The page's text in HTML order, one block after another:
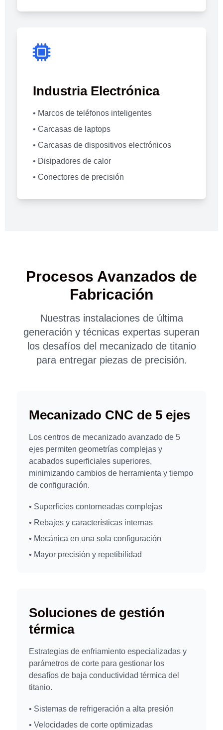
Industria Electrónica
• Marcos de teléfonos inteligentes
• Carcasas de laptops
• Carcasas de dispositivos electrónicos
• Disipadores de calor
• Conectores de precisión
Procesos Avanzados de
Fabricación
Nuestras instalaciones de última
generación y técnicas expertas superan
los desafíos del mecanizado de titanio
para entregar piezas de precisión.
Mecanizado CNC de 5 ejes
Los centros de mecanizado avanzado de 5
ejes permiten geometrías complejas y
acabados superficiales superiores,
minimizando cambios de herramienta y tiempo
de configuración.
• Superficies contorneadas complejas
• Rebajes y características internas
• Mecánica en una sola configuración
• Mayor precisión y repetibilidad
Soluciones de gestión
térmica
Estrategias de enfriamiento especializadas y
parámetros de corte para gestionar los
desafíos de baja conductividad térmica del
titanio.
• Sistemas de refrigeración a alta presión
• Velocidades de corte optimizadas